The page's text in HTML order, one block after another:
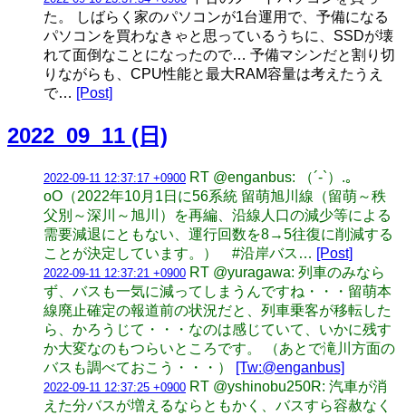
た。 しばらく家のパソコンが1台運用で、予備になる
パソコンを買わなきゃと思っているうちに、SSDが壊
れて面倒なことになったので… 予備マシンだと割り切
りながらも、CPU性能と最大RAM容量は考えたうえ
で… [Post]
2022_09_11 (日)
2022-09-11 12:37:17 +0900 RT @enganbus: （´-`）.｡
oO（2022年10月1日に56系統 留萌旭川線（留萌～秩
父別～深川～旭川）を再編、沿線人口の減少等による
需要減退にともない、運行回数を8→5往復に削減する
ことが決定しています。） #沿岸バス… [Post]
2022-09-11 12:37:21 +0900 RT @yuragawa: 列車のみなら
ず、バスも一気に減ってしまうんですね・・・留萌本
線廃止確定の報道前の状況だと、列車乗客が移転した
ら、かろうじて・・・なのは感じていて、いかに残す
か大変なのもつらいところです。 （あとで滝川方面の
バスも調べておこう・・・）
[Tw:@enganbus]
2022-09-11 12:37:25 +0900 RT @yshinobu250R: 汽車が消
えた分バスが増えるならともかく、バスすら容赦なく